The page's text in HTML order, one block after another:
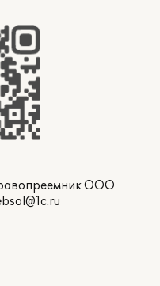
ООО